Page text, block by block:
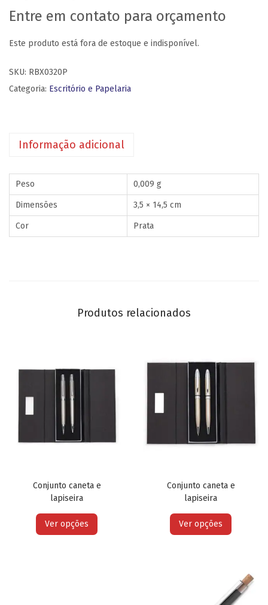
Entre em contato para orçamento
Este produto está fora de estoque e indisponível.
SKU: RBX0320P
Categoria: Escritório e Papelaria
Informação adicional
Peso 0,009 g
Dimensões 3,5 × 14,5 cm
Cor Prata
Produtos relacionados
Conjunto caneta e
lapiseira
Ver opções
Conjunto caneta e
lapiseira
Ver opções